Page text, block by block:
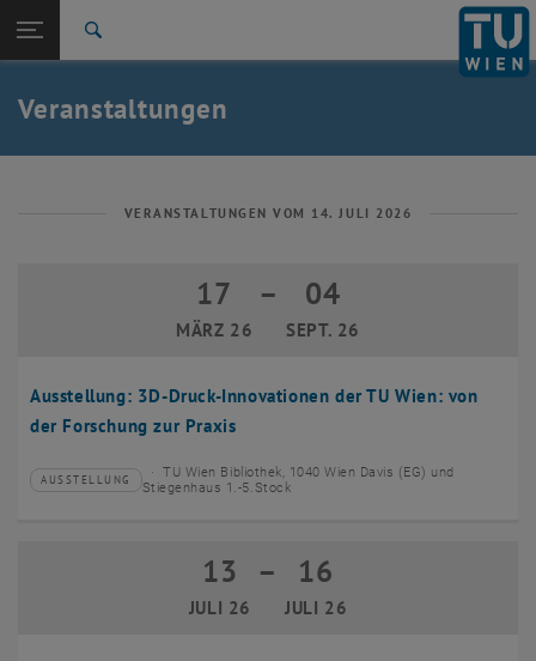
TU Login
Quicklinks
Quicklinks-Menü umschalten
Studium
Karriere
Zurück: Subseiten von Aktuelles auflisten
Aktuelles
Veranstaltungen
VERANSTALTUNGEN VOM 14. JULI 2026
Ausstellung: 3D-Druck-Innovationen der TU Wien: von
der Forschung zur Praxis
17
MÄRZ 26
17 März 2026 bis 04 September 2026
– 04
SEPT. 26
Veranstaltungstyp:
AUSSTELLUNG
Veranstaltungsort:
TU Wien Bibliothek, 1040 Wien Davis (EG) und
Stiegenhaus 1.-5.Stock
13
JULI 26
13 Juli 2026 bis 16 Juli 2026
– 16
JULI 26